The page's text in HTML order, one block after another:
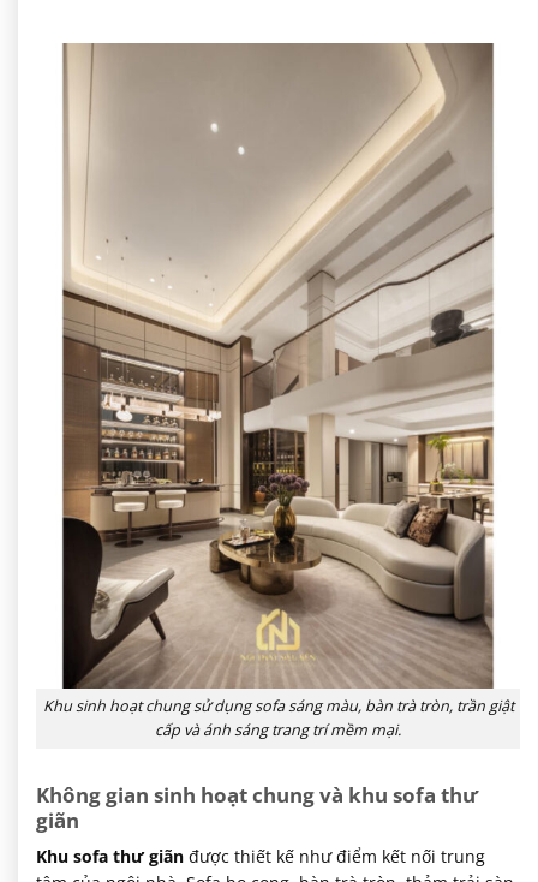
Khu sinh hoạt chung sử dụng sofa sáng màu, bàn trà tròn, trần giật
cấp và ánh sáng trang trí mềm mại.
Không gian sinh hoạt chung và khu sofa thư
giãn
Khu sofa thư giãn được thiết kế như điểm kết nối trung